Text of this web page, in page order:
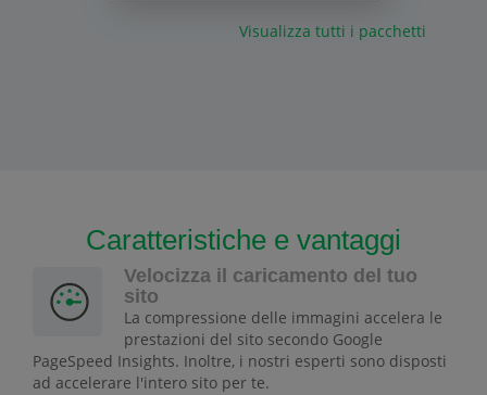
Visualizza tutti i pacchetti
Caratteristiche e vantaggi
Velocizza il caricamento del tuo
sito
La compressione delle immagini accelera le
prestazioni del sito secondo Google
PageSpeed Insights. Inoltre, i nostri esperti sono disposti
ad accelerare l'intero sito per te.